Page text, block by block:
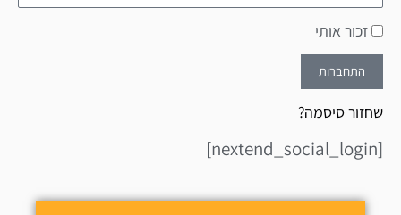
זכור אותי
התחברות
שחזור סיסמה?
[nextend_social_login]